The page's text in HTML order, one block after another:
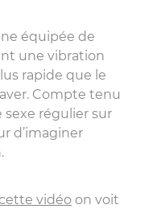
équipée de
une vibration
rapide que le
Compte tenu
sexe régulier sur
d’imaginer
vidéo on voit